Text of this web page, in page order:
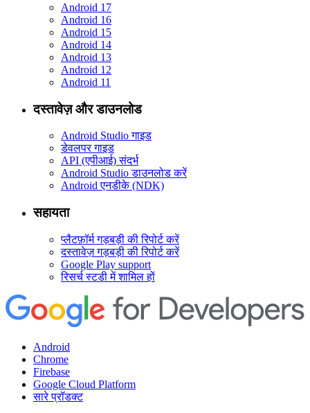
Android 17
Android 16
Android 15
Android 14
Android 13
Android 12
Android 11
दस्तावेज़ और डाउनलोड
Android Studio गाइड
डेवलपर गाइड
API (एपीआई) संदर्भ
Android Studio डाउनलोड करें
Android एनडीके (NDK)
सहायता
प्लैटफ़ॉर्म गड़बड़ी की रिपोर्ट करें
दस्तावेज़ गड़बड़ी की रिपोर्ट करें
Google Play support
रिसर्च स्टडी में शामिल हों
Android
Chrome
Firebase
Google Cloud Platform
सारे प्रॉडक्ट